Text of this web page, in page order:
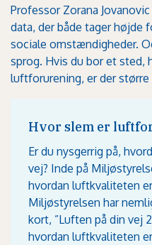
Professor Zorana
data, der både tager højde
sociale omstændigheder.
sprog. Hvis du bor et sted,
luftforurening, er der
Hvor slem er
Er du nysgerrig på,
vej? Inde på
hvordan luftkvaliteten
Miljøstyrelsen har
kort, ”Luften på din vej
hvordan luftkvaliteten